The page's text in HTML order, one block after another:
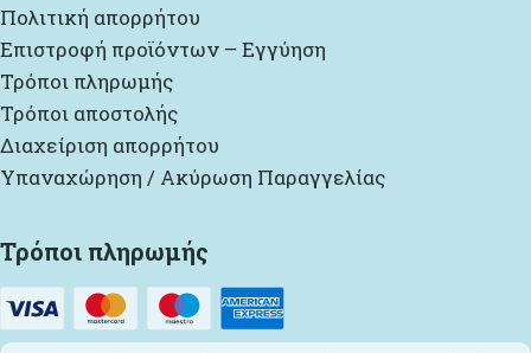
Πολιτική απορρήτου
Επιστροφή προϊόντων – Εγγύηση
Τρόποι πληρωμής
Τρόποι αποστολής
Διαχείριση απορρήτου
Υπαναχώρηση / Ακύρωση Παραγγελίας
Τρόποι πληρωμής